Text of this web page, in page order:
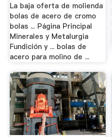
La baja oferta de molienda
bolas de acero de cromo
bolas ... Página Principal
Minerales y Metalurgia
Fundición y ... bolas de
acero para molino de ...